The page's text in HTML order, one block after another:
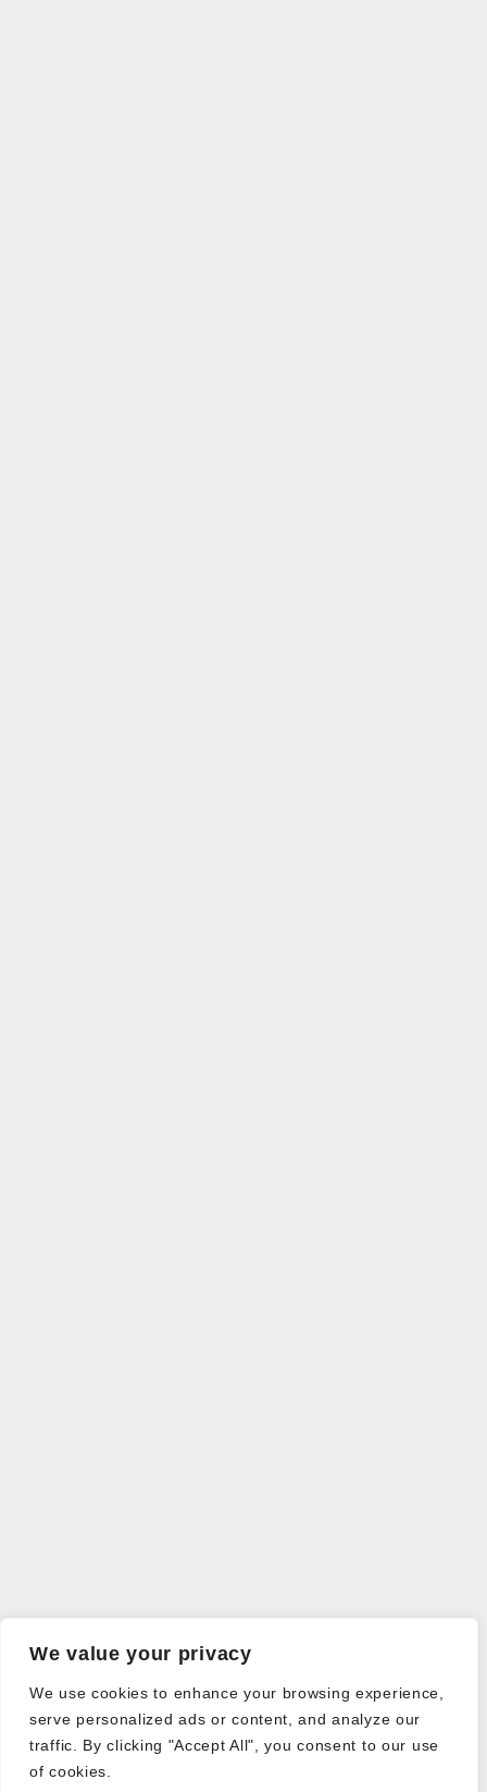
We value your privacy
We use cookies to enhance your browsing experience,
serve personalized ads or content, and analyze our
traffic. By clicking "Accept All", you consent to our use
of cookies.